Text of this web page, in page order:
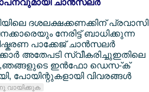
ചാന്‍സലര്‍
ദശലക്ഷക്കണക്കിന് പ്രവാസി
നേരിട്ട് ബാധിക്കുന്ന
പാക്കേജ് ചാന്‍സലര്‍
അതേപടി സ്വീകരിച്ചുഇതിലെ
ഇന്‍ഫോ ഡെസ-്ക്
പോയിന്റുകളായി വിവരങ്ങള്‍
വായിക്കുക